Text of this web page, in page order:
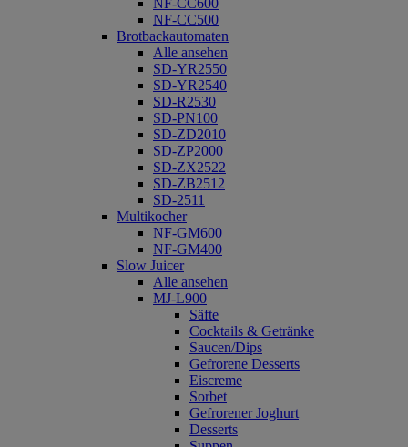
NF-CC600
NF-CC500
Brotbackautomaten
Alle ansehen
SD-YR2550
SD-YR2540
SD-R2530
SD-PN100
SD-ZD2010
SD-ZP2000
SD-ZX2522
SD-ZB2512
SD-2511
Multikocher
NF-GM600
NF-GM400
Slow Juicer
Alle ansehen
MJ-L900
Säfte
Cocktails & Getränke
Saucen/Dips
Gefrorene Desserts
Eiscreme
Sorbet
Gefrorener Joghurt
Desserts